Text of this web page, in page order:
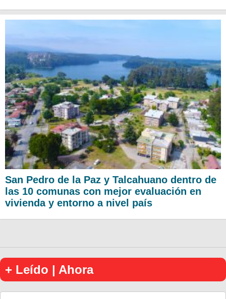
San Pedro de la Paz y Talcahuano dentro de
las 10 comunas con mejor evaluación en
vivienda y entorno a nivel país
+ Leído | Ahora